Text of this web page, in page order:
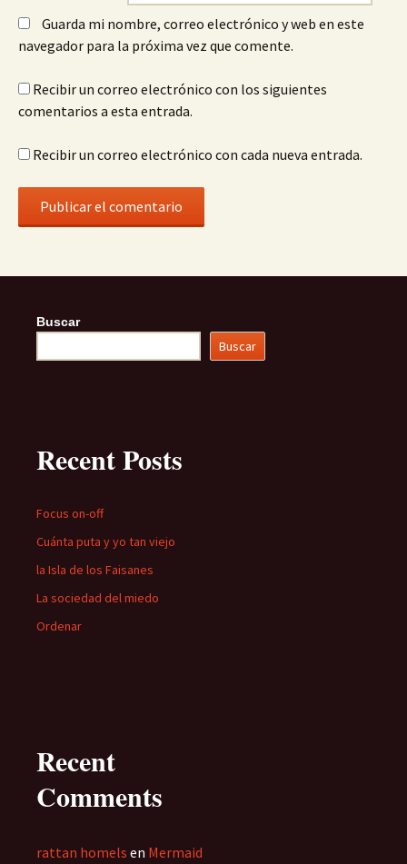
Guarda mi nombre, correo electrónico y web en este
navegador para la próxima vez que comente.
Recibir un correo electrónico con los siguientes
comentarios a esta entrada.
Recibir un correo electrónico con cada nueva entrada.
Buscar
Buscar
Recent Posts
Focus on-off
Cuánta puta y yo tan viejo
la Isla de los Faisanes
La sociedad del miedo
Ordenar
Recent
Comments
rattan homels en Mermaid